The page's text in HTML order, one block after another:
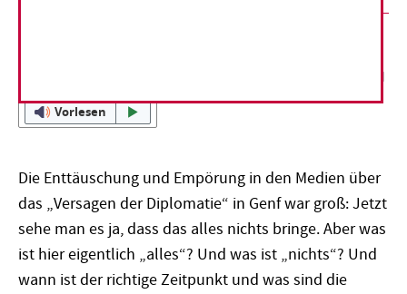
Vorlesen
Die Enttäuschung und Empörung in den Medien über
das „Versagen der Diplomatie“ in Genf war groß: Jetzt
sehe man es ja, dass das alles nichts bringe. Aber was
ist hier eigentlich „alles“? Und was ist „nichts“? Und
wann ist der richtige Zeitpunkt und was sind die